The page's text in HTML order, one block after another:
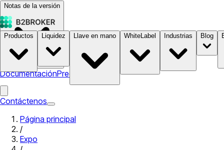
Notas de la versión
DocumentaciónPrecios
Productos Liquidez Llave en mano WhiteLabel Industrias Blog
Contáctenos
Página principal
/
Expo